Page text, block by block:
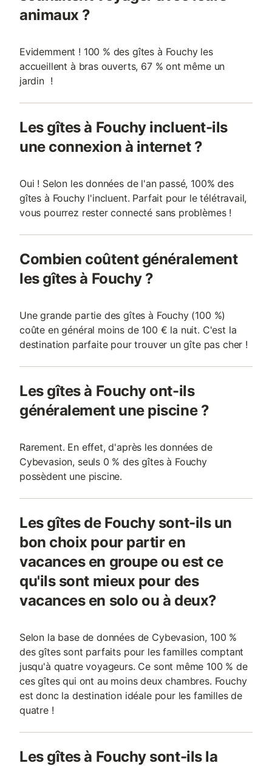
animaux ?
Evidemment ! 100 % des gîtes à Fouchy les
accueillent à bras ouverts, 67 % ont même un
jardin !
Les gîtes à Fouchy incluent-ils
une connexion à internet ?
Oui ! Selon les données de l'an passé, 100% des
gîtes à Fouchy l'incluent. Parfait pour le télétravail,
vous pourrez rester connecté sans problèmes !
Combien coûtent généralement
les gîtes à Fouchy ?
Une grande partie des gîtes à Fouchy (100 %)
coûte en général moins de 100 € la nuit. C'est la
destination parfaite pour trouver un gîte pas cher !
Les gîtes à Fouchy ont-ils
généralement une piscine ?
Rarement. En effet, d'après les données de
Cybevasion, seuls 0 % des gîtes à Fouchy
possèdent une piscine.
Les gîtes de Fouchy sont-ils un
bon choix pour partir en
vacances en groupe ou est ce
qu'ils sont mieux pour des
vacances en solo ou à deux?
Selon la base de données de Cybevasion, 100 %
des gîtes sont parfaits pour les familles comptant
jusqu'à quatre voyageurs. Ce sont même 100 % de
ces gîtes qui ont au moins deux chambres. Fouchy
est donc la destination idéale pour les familles de
quatre !
Les gîtes à Fouchy sont-ils la